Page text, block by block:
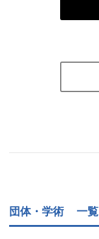
団体・学術 一覧